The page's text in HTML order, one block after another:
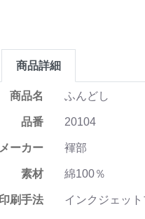
商品詳細
商品名 ふんどし
品番 20104
メーカー 褌部
素材 綿100％
印刷手法 インクジェット